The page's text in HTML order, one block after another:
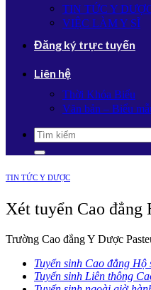
TIN TỨC Y
VIỆC LÀM Y SĨ
Đăng ký trực tuyến
Liên hệ
Thời Khóa Biểu
Văn bản – Biểu
TIN TỨC Y DƯỢC
Xét tuyển Cao đẳng
Trường Cao đẳng Y Dược
Tuyển sinh Cao đẳng
Tuyển sinh Liên thông